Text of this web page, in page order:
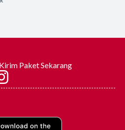
Kirim Paket Sekarang